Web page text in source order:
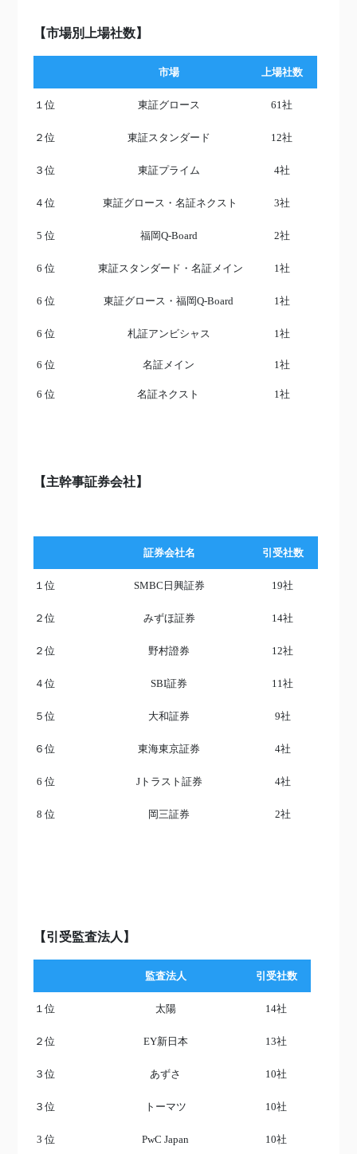
【市場別上場社数】
市場 上場社数
１位 東証グロース 61社
２位 東証スタンダード 12社
３位 東証プライム 4社
４位 東証グロース・名証ネクスト 3社
5 位 福岡Q-Board 2社
6 位 東証スタンダード・名証メイン 1社
6 位 東証グロース・ 福岡Q-Board 1社
6 位 札証アンビシャス 1社
6 位 名証メイン 1社
6 位 名証ネクスト 1社
【主幹事証券会社】
証券会社名 引受社数
１位 SMBC日興証券 19社
２位 みずほ証券 14社
２位 野村證券 12社
４位 SBI証券 11社
５位 大和証券 9社
６位 東海東京証券 4社
6 位 Jトラスト証券 4社
8 位 岡三証券 2社
【引受監査法人】
監査法人 引受社数
１位 太陽 14社
２位 EY新日本 13社
３位 あずさ 10社
３位 トーマツ 10社
3 位 PwC Japan 10社